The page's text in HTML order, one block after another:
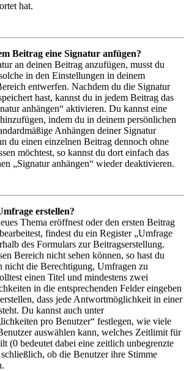
hat.
Beitrag eine Signatur anfügen?
an deinen Beitrag anzufügen, musst du
in den Einstellungen in deinem
entwerfen. Nachdem du die Signatur
hast, kannst du in jedem Beitrag das
anhängen“ aktivieren. Du kannst eine
indem du in deinem persönlichen
Anhängen deiner Signatur
du einen einzelnen Beitrag dennoch ohne
möchtest, so kannst du dort einfach das
„Signatur anhängen“ wieder deaktivieren.
erstellen?
Thema eröffnest oder den ersten Beitrag
findest du ein Register „Umfrage
des Formulars zur Beitragserstellung.
Bereich nicht sehen können, so hast du
nicht die Berechtigung, Umfragen zu
einen Titel und mindestens zwei
in die entsprechenden Felder eingeben
dass jede Antwortmöglichkeit in einer
Du kannst auch unter
pro Benutzer“ festlegen, wie viele
auswählen kann, welches Zeitlimit für
(0 bedeutet dabei eine zeitlich unbegrenzte
ob die Benutzer ihre Stimme